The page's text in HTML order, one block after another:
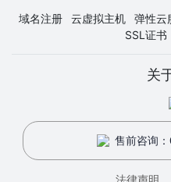
域名注册 云虚拟主机 弹性云
SSL证书
关
售前咨询：
法律声明